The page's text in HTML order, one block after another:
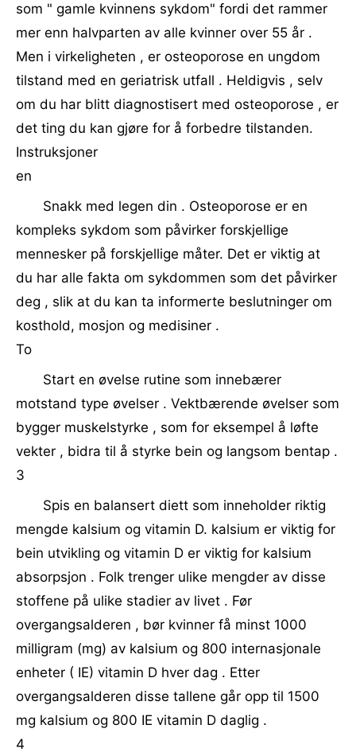
som " gamle kvinnens sykdom" fordi det rammer
mer enn halvparten av alle kvinner over 55 år .
Men i virkeligheten , er osteoporose en ungdom
tilstand med en geriatrisk utfall . Heldigvis , selv
om du har blitt diagnostisert med osteoporose , er
det ting du kan gjøre for å forbedre tilstanden.
Instruksjoner
en
Snakk med legen din . Osteoporose er en
kompleks sykdom som påvirker forskjellige
mennesker på forskjellige måter. Det er viktig at
du har alle fakta om sykdommen som det påvirker
deg , slik at du kan ta informerte beslutninger om
kosthold, mosjon og medisiner .
To
Start en øvelse rutine som innebærer
motstand type øvelser . Vektbærende øvelser som
bygger muskelstyrke , som for eksempel å løfte
vekter , bidra til å styrke bein og langsom bentap .
3
Spis en balansert diett som inneholder riktig
mengde kalsium og vitamin D. kalsium er viktig for
bein utvikling og vitamin D er viktig for kalsium
absorpsjon . Folk trenger ulike mengder av disse
stoffene på ulike stadier av livet . Før
overgangsalderen , bør kvinner få minst 1000
milligram (mg) av kalsium og 800 internasjonale
enheter ( IE) vitamin D hver dag . Etter
overgangsalderen disse tallene går opp til 1500
mg kalsium og 800 IE vitamin D daglig .
4